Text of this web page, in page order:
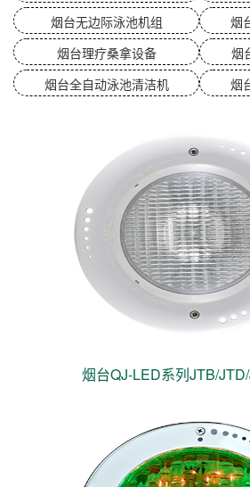
烟台无边际泳池机组
烟
烟台理疗桑拿设备
烟
烟台全自动泳池清洁机
烟
烟台QJ-LED系列JTB/